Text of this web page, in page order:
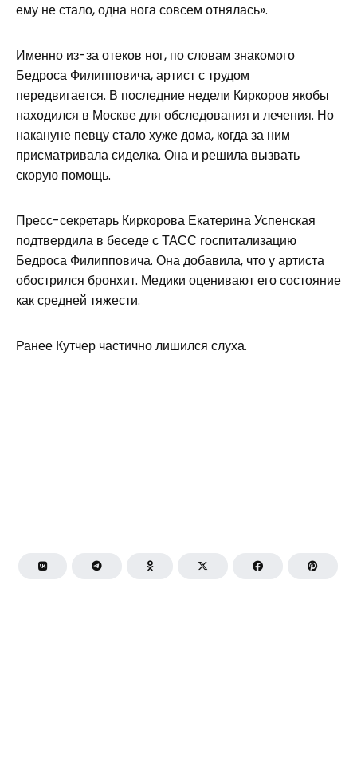
ему не стало, одна нога совсем отнялась».
Именно из-за отеков ног, по словам знакомого
Бедроса Филипповича, артист с трудом
передвигается. В последние недели Киркоров якобы
находился в Москве для обследования и лечения. Но
накануне певцу стало хуже дома, когда за ним
присматривала сиделка. Она и решила вызвать
скорую помощь.
Пресс-секретарь Киркорова Екатерина Успенская
подтвердила в беседе с ТАСС госпитализацию
Бедроса Филипповича. Она добавила, что у артиста
обострился бронхит. Медики оценивают его состояние
как средней тяжести.
Ранее Кутчер частично лишился слуха.